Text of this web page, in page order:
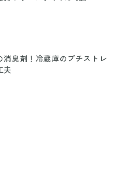
消臭剤！冷蔵庫のプチストレ
夫